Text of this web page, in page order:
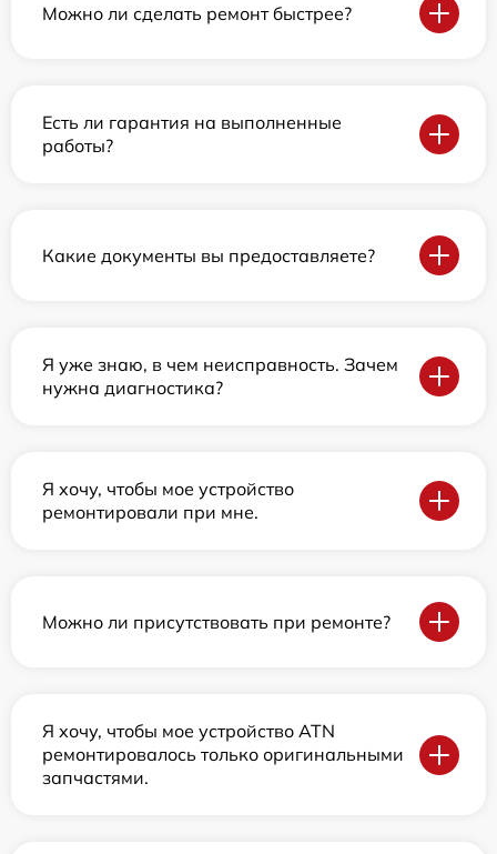
Можно ли сделать ремонт быстрее?
Есть ли гарантия на выполненные
работы?
Какие документы вы предоставляете?
Я уже знаю, в чем неисправность. Зачем
нужна диагностика?
Я хочу, чтобы мое устройство
ремонтировали при мне.
Можно ли присутствовать при ремонте?
Я хочу, чтобы мое устройство ATN
ремонтировалось только оригинальными
запчастями.